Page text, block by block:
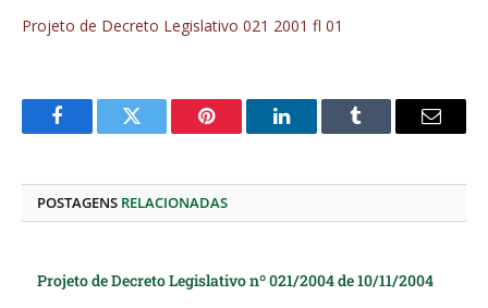
Projeto de Decreto Legislativo 021 2001 fl 01
FacebookTwitter Pinterest O
Tumblr
E-
POSTAGENS RELACIONADAS
Projeto de Decreto Legislativo nº 021/2004 de 10/11/2004